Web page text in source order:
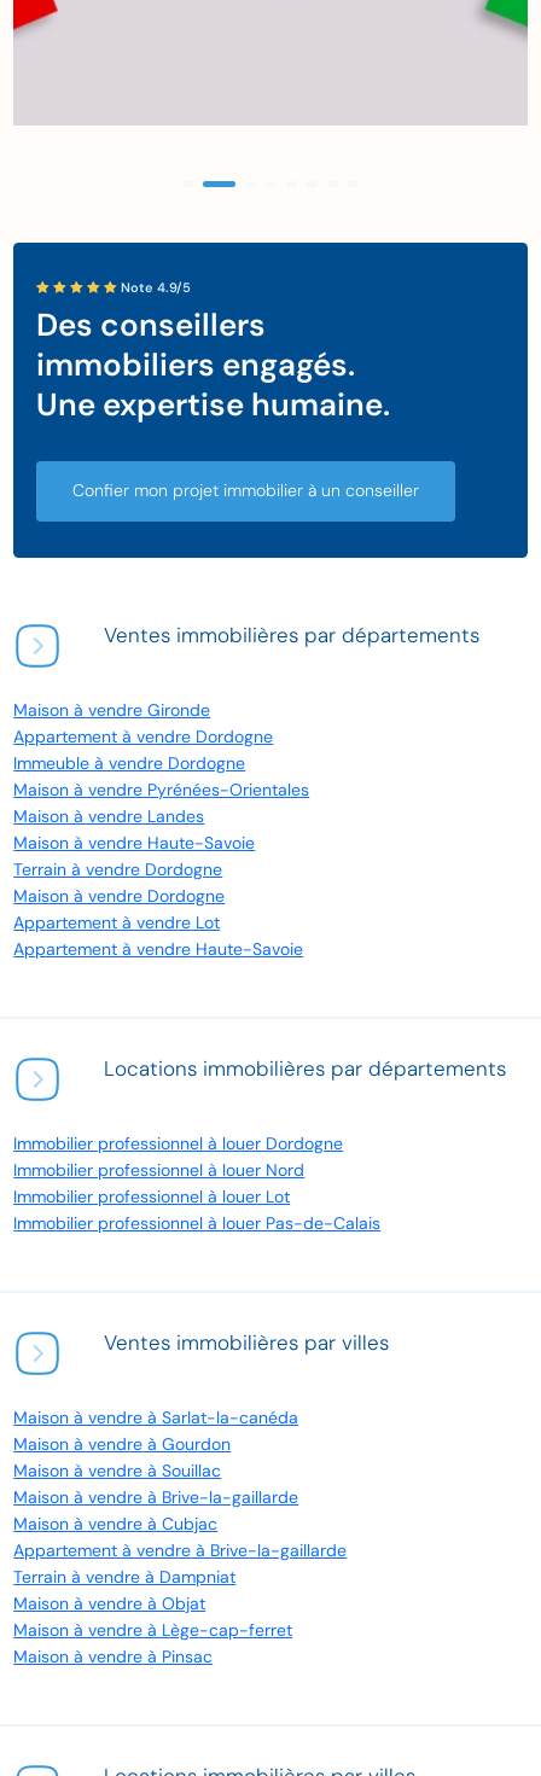
Note 4.9/5
Des conseillers
immobiliers engagés.
Une expertise humaine.
Confier mon projet immobilier à un conseiller
Ventes immobilières par départements
Maison à vendre Gironde
Appartement à vendre Dordogne
Immeuble à vendre Dordogne
Maison à vendre Pyrénées-Orientales
Maison à vendre Landes
Maison à vendre Haute-Savoie
Terrain à vendre Dordogne
Maison à vendre Dordogne
Appartement à vendre Lot
Appartement à vendre Haute-Savoie
Locations immobilières par départements
Immobilier professionnel à louer Dordogne
Immobilier professionnel à louer Nord
Immobilier professionnel à louer Lot
Immobilier professionnel à louer Pas-de-Calais
Ventes immobilières par villes
Maison à vendre à Sarlat-la-canéda
Maison à vendre à Gourdon
Maison à vendre à Souillac
Maison à vendre à Brive-la-gaillarde
Maison à vendre à Cubjac
Appartement à vendre à Brive-la-gaillarde
Terrain à vendre à Dampniat
Maison à vendre à Objat
Maison à vendre à Lège-cap-ferret
Maison à vendre à Pinsac